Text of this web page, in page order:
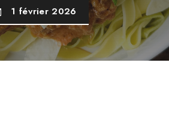
1 février 2026